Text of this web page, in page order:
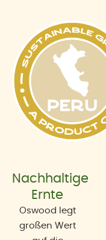
Nachhaltige
Ernte
Oswood legt
großen Wert